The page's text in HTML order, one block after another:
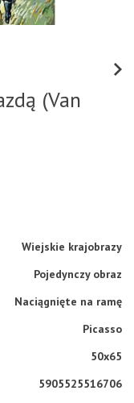
(Van
Wiejskie krajobrazy
Pojedynczy obraz
Naciągnięte na ramę
Picasso
50x65
5905525516706